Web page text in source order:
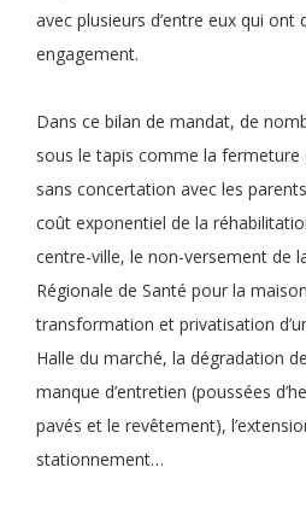
avec plusieurs d’entre eux qui ont
engagement.
Dans ce bilan de mandat, de
sous le tapis comme la fermeture
sans concertation avec les
coût exponentiel de la
centre-ville, le non-versement de
Régionale de Santé pour la
transformation et privatisation
Halle du marché, la dégradation
manque d’entretien (poussées
pavés et le revêtement),
stationnement…